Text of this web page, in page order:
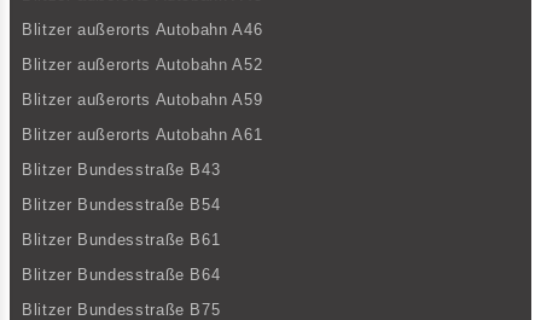
Blitzer außerorts Autobahn A46
Blitzer außerorts Autobahn A52
Blitzer außerorts Autobahn A59
Blitzer außerorts Autobahn A61
Blitzer Bundesstraße B43
Blitzer Bundesstraße B54
Blitzer Bundesstraße B61
Blitzer Bundesstraße B64
Blitzer Bundesstraße B75